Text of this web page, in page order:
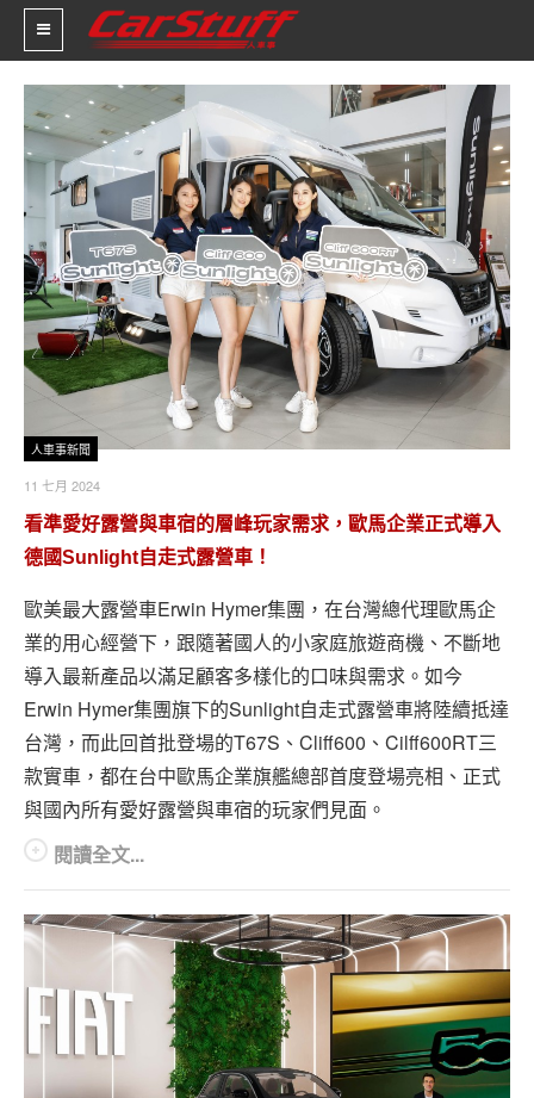
新車價格
車市新聞
賽車新聞
汽車改裝
輪胎特區
促銷訊息
人車軼事
試車報導
專題報導
車型比拼
兩輪世界
人車事新聞
11 七月 2024
看準愛好露營與車宿的層峰玩家需求，歐馬企業正式導入
德國Sunlight自走式露營車！
歐美最大露營車Erwin Hymer集團，在台灣總代理歐馬企
業的用心經營下，跟隨著國人的小家庭旅遊商機、不斷地
導入最新產品以滿足顧客多樣化的口味與需求。如今
Erwin Hymer集團旗下的Sunlight自走式露營車將陸續抵達
台灣，而此回首批登場的T67S、Cliff600、Cilff600RT三
款實車，都在台中歐馬企業旗艦總部首度登場亮相、正式
與國內所有愛好露營與車宿的玩家們見面。
閱讀全文...